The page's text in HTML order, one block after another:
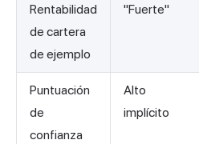
Rentabilidad
de cartera
de ejemplo
"Fuerte"
Puntuación
de
confianza
Alto
implícito